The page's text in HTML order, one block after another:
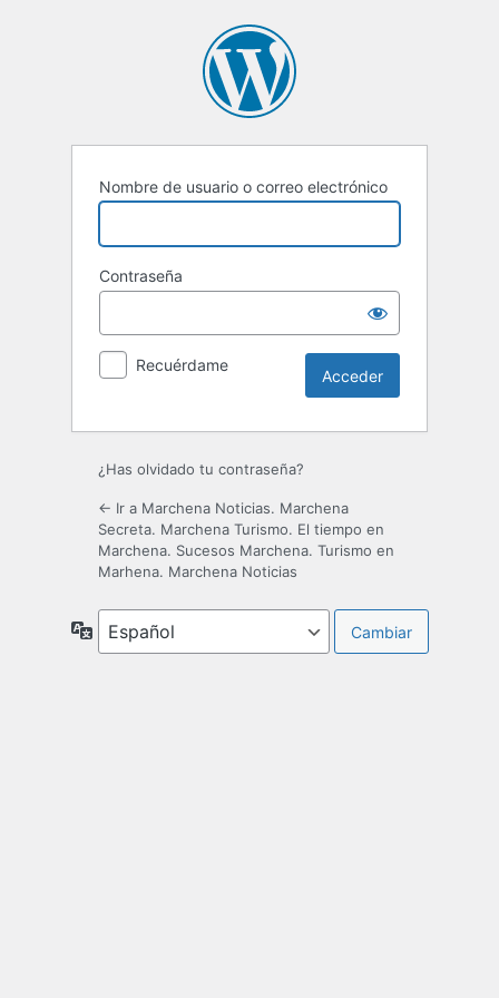
Nombre de usuario o correo electrónico
Contraseña
Recuérdame
¿Has olvidado tu contraseña?
← Ir a Marchena Noticias. Marchena
Secreta. Marchena Turismo. El tiempo en
Marchena. Sucesos Marchena. Turismo en
Marhena. Marchena Noticias
Idioma